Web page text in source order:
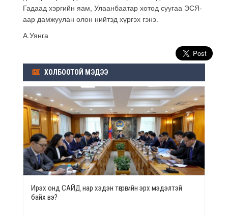
Гадаад хэргийн яам, Улаанбаатар хотод суугаа ЭСЯ-
аар дамжуулан олон нийтэд хүргэх гэнэ.
А.Уянга
ХОЛБООТОЙ МЭДЭЭ
Ирэх онд САЙД нар хэдэн төгрөгийн эрх мэдэлтэй
байх вэ?